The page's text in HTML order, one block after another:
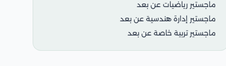
ماجستير رياضيات عن بعد
ماجستير إدارة هندسية عن بعد
ماجستير تربية خاصة عن بعد